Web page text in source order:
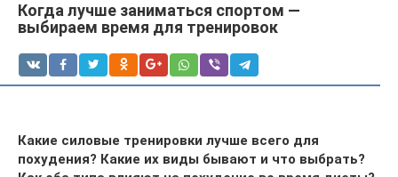
Когда лучше заниматься спортом —
выбираем время для тренировок
Какие силовые тренировки лучше всего для
похудения? Какие их виды бывают и что выбрать?